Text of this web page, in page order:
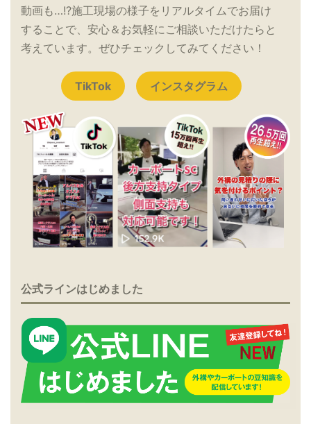
動画も…!?施工現場の様子をリアルタイムでお届け
することで、安心＆お気軽にご相談いただけたらと
考えています。ぜひチェックしてみてください！
TikTok インスタグラム
公式ラインはじめました